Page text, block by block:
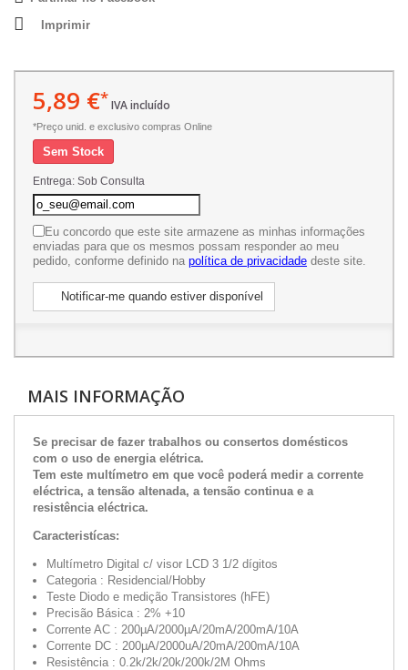
Imprimir
5,89 €*IVA incluído
*Preço unid. e exclusivo compras Online
Sem Stock
Entrega: Sob Consulta
Eu concordo que este site armazene as minhas informações
enviadas para que os mesmos possam responder ao meu
pedido, conforme definido na política de privacidade deste site.
Notificar-me quando estiver disponível
MAIS INFORMAÇÃO
Se precisar de fazer trabalhos ou consertos domésticos
com o uso de energia elétrica.
Tem este multímetro em que você poderá medir a corrente
eléctrica, a tensão altenada, a tensão continua e a
resistência eléctrica.
Caracteristícas:
Multímetro Digital c/ visor LCD 3 1/2 dígitos
Categoria : Residencial/Hobby
Teste Diodo e medição Transistores (hFE)
Precisão Básica : 2% +10
Corrente AC : 200µA/2000µA/20mA/200mA/10A
Corrente DC : 200µA/2000uA/20mA/200mA/10A
Resistência : 0.2k/2k/20k/200k/2M Ohms